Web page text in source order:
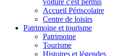
voiture c'est permis
Accueil Périscolaire
Centre de loisirs
Patrimoine et tourisme
Patrimoine
Tourisme
Histoires et légendes